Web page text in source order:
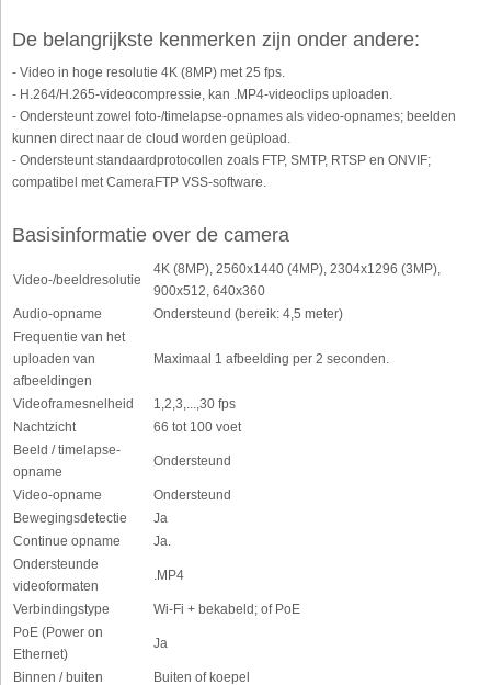
De belangrijkste kenmerken zijn onder andere:
- Video in hoge resolutie 4K (8MP) met 25 fps.
- H.264/H.265-videocompressie, kan .MP4-videoclips uploaden.
- Ondersteunt zowel foto-/timelapse-opnames als video-opnames; beelden
kunnen direct naar de cloud worden geüpload.
- Ondersteunt standaardprotocollen zoals FTP, SMTP, RTSP en ONVIF;
compatibel met CameraFTP VSS-software.
Basisinformatie over de camera
Video-/beeldresolutie
4K (8MP), 2560x1440 (4MP), 2304x1296 (3MP),
900x512, 640x360
Audio-opname
Ondersteund (bereik: 4,5 meter)
Frequentie van het
uploaden van
afbeeldingen
Maximaal 1 afbeelding per 2 seconden.
Videoframesnelheid
1,2,3,...,30 fps
Nachtzicht
66 tot 100 voet
Beeld / timelapse-
opname
Ondersteund
Video-opname
Ondersteund
Bewegingsdetectie
Ja
Continue opname
Ja.
Ondersteunde
videoformaten
.MP4
Verbindingstype
Wi-Fi + bekabeld; of PoE
PoE (Power on
Ethernet)
Ja
Binnen / buiten
Buiten of koepel